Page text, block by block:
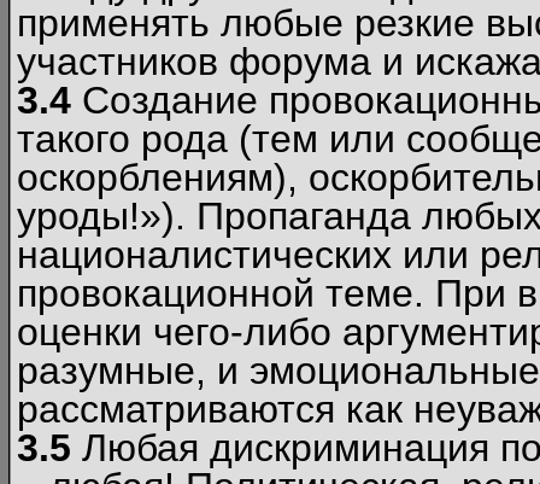
применять любые резкие
участников форума и
3.4 Создание
такого рода (тем или
оскорблениям),
уроды!»). Пропаганда
националистических или
провокационной теме. При
оценки чего-либо
разумные, и
рассматриваются как
3.5 Любая дискриминация